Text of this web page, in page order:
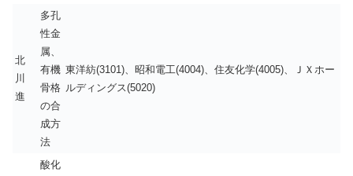
北
川
進
多孔
性金
属、
有機
骨格
の合
成方
法
東洋紡(3101)、昭和電工(4004)、住友化学(4005)、ＪＸホー
ルディングス(5020)
酸化